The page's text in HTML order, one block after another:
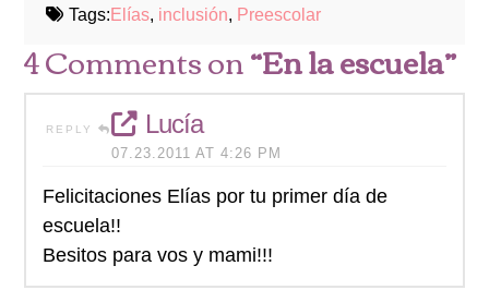
Tags: Elías, inclusión, Preescolar
4 Comments on“En la escuela”
REPLY Lucía
07.23.2011 AT 4:26 PM
Felicitaciones Elías por tu primer día de
escuela!!
Besitos para vos y mami!!!